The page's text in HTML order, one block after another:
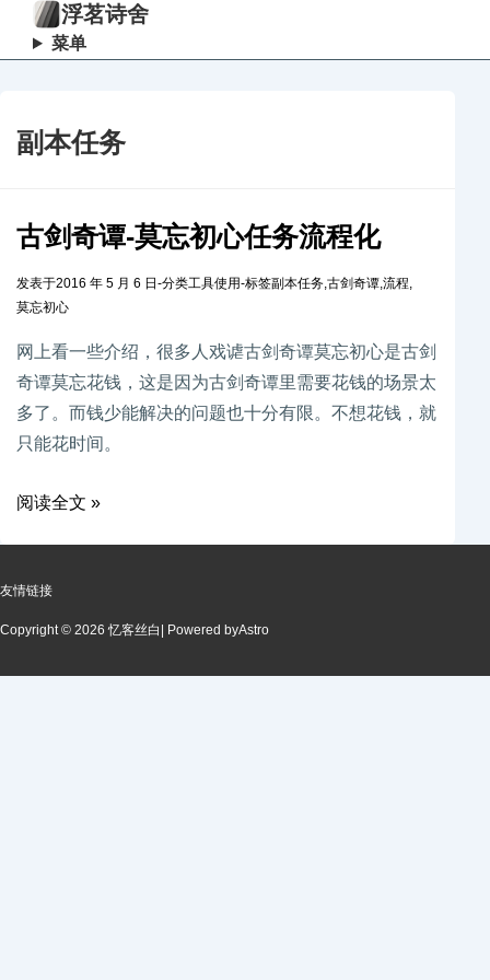
浮茗诗舍
菜单
副本任务
古剑奇谭-莫忘初心任务流程化
发表于2016 年 5 月 6 日 -分类工具使用-标签副本任务,古剑奇谭,流程,
莫忘初心
网上看一些介绍，很多人戏谑古剑奇谭莫忘初心是古剑
奇谭莫忘花钱，这是因为古剑奇谭里需要花钱的场景太
多了。而钱少能解决的问题也十分有限。不想花钱，就
只能花时间。
阅读全文 »
友情链接
Copyright © 2026 忆客丝白 | Powered byAstro